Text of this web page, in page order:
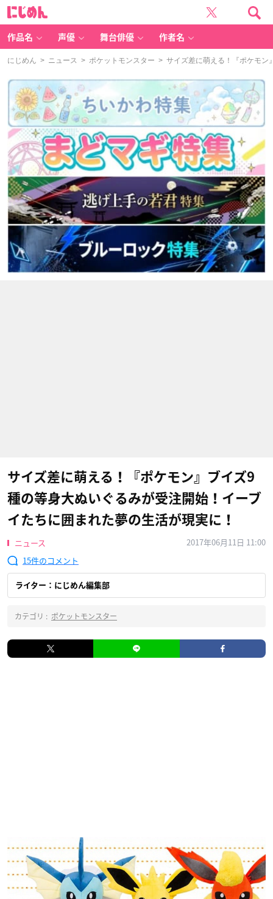
作品名 声優 舞台俳優 作者名
にじめん > ニュース > ポケットモンスター > サイズ差に萌える！『ポケモン
サイズ差に萌える！『ポケモン』ブイズ9
種の等身大ぬいぐるみが受注開始！イーブ
イたちに囲まれた夢の生活が現実に！
ニュース
2017年06月11日 11:00
15
ライター：にじめん編集部
カテゴリ : ポケットモンスター